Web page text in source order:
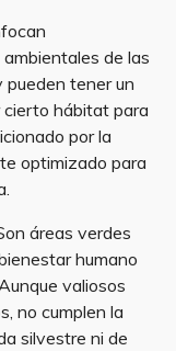
de las
pueden tener un
hábitat para
por la
optimizado para
áreas verdes
humano
valiosos
no cumplen la
silvestre ni de